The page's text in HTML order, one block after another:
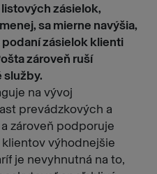
zásielok,
sa mierne navýšia,
podaní zásielok klienti
zároveň ruší
služby.
na vývoj
prevádzkových a
zároveň podporuje
výhodnejšie
je nevyhnutná na to,